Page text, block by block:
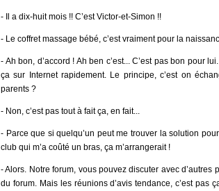
- Il a dix-huit mois !! C’est Victor-et-Simon !!
- Le coffret massage bébé, c’est vraiment pour la
- Ah bon, d’accord ! Ah ben c’est... C’est pas bon pour
ça sur Internet rapidement. Le principe, c’est on
parents ?
- Non, c’est pas tout à fait ça, en fait...
- Parce que si quelqu’un peut me trouver la solution
club qui m’a coûté un bras, ça m’arrangerait !
- Alors. Notre forum, vous pouvez discuter avec d’autres
du forum. Mais les réunions d’avis tendance, c’est pas